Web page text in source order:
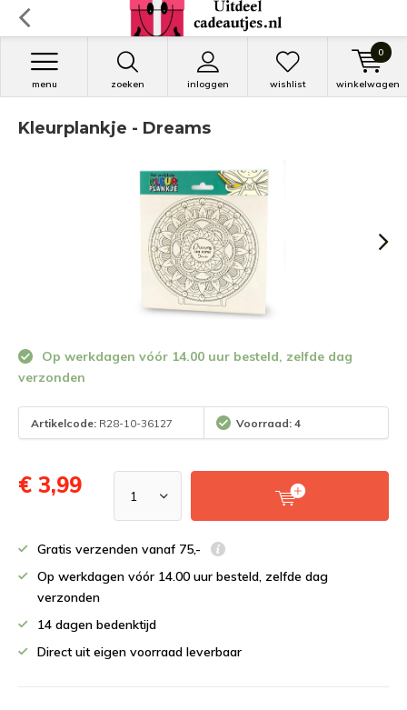
zoeken inloggen
menu wishlist winkelwagen
0
Kleurplankje - Dreams
Op werkdagen vóór 14.00 uur besteld, zelfde dag
verzonden
Artikelcode: R28-10-36127 Voorraad: 4
€ 3,99
Gratis verzenden vanaf 75,-
Op werkdagen vóór 14.00 uur besteld, zelfde dag
verzonden
14 dagen bedenktijd
Direct uit eigen voorraad leverbaar